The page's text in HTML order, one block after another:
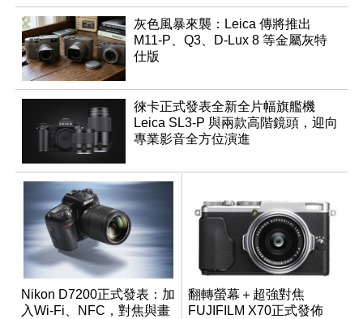
灰色風暴來襲：Leica 傳將推出
M11-P、Q3、D-Lux 8 等金屬灰特
仕版
徠卡正式發表全新全片幅旗艦機
Leica SL3-P 與兩款高階鏡頭，迎向
專業影音全方位演進
Nikon D7200正式發表：加
入Wi-Fi、NFC，對焦與畫
翻轉螢幕＋超強對焦
FUJIFILM X70正式發佈